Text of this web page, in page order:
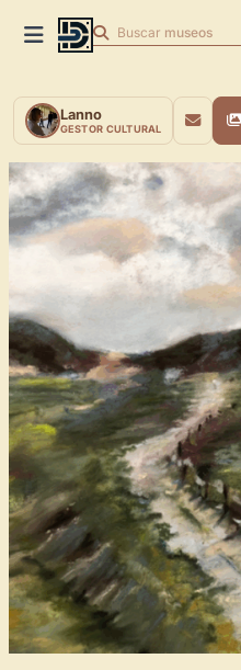
Buscar museos
Lanno
GESTOR CULTURAL